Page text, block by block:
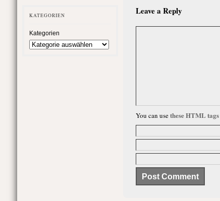
KATEGORIEN
Kategorien
Leave a Reply
You can usethese HTML tags